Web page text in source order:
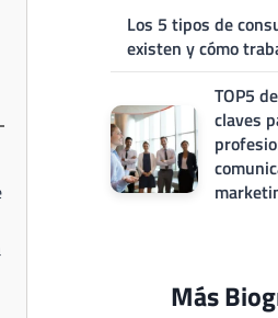
Los 5 tipos de
existen y cómo
TOP5
claves
Más